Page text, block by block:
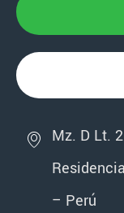
Mz. D Lt.
– Perú